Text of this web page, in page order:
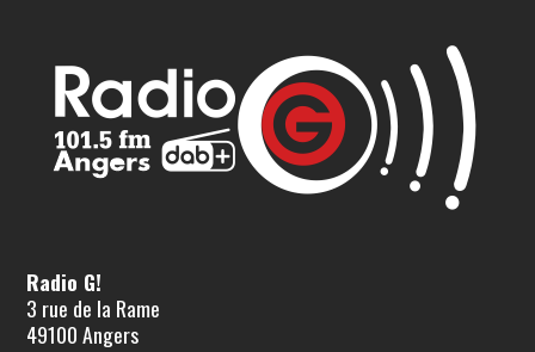
Radio G!
3 rue de la Rame
49100 Angers